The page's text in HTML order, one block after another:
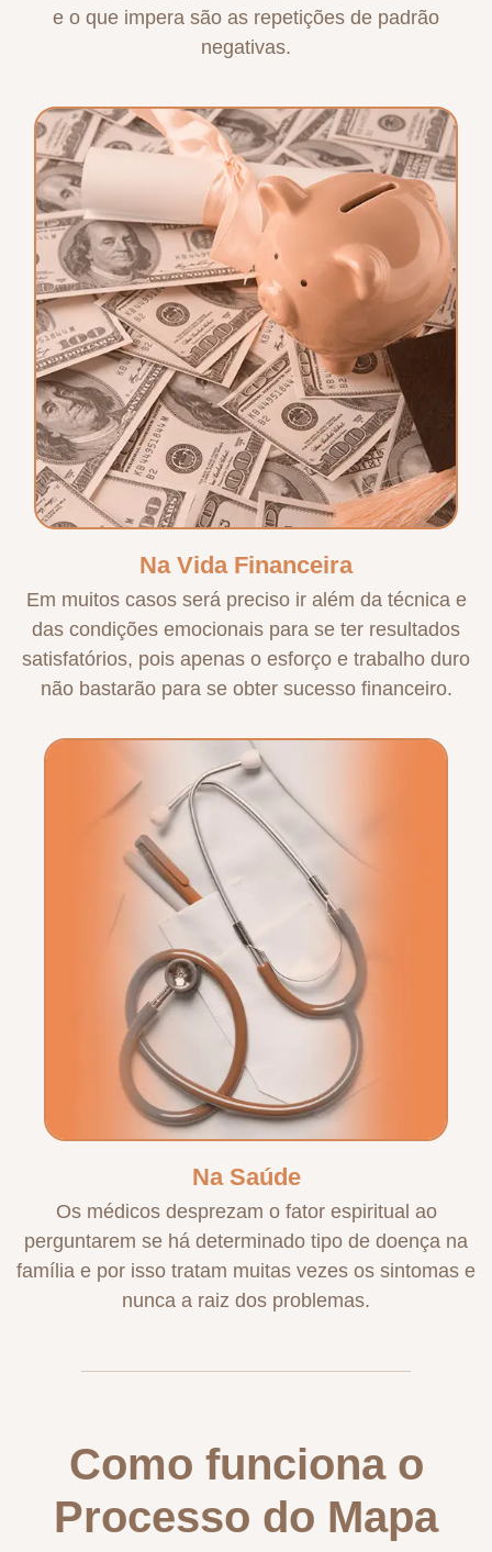
e o que impera são as repetições de padrão
negativas.
Na Vida Financeira
Em muitos casos será preciso ir além da técnica e
das condições emocionais para se ter resultados
satisfatórios, pois apenas o esforço e trabalho duro
não bastarão para se obter sucesso financeiro.
Na Saúde
Os médicos desprezam o fator espiritual ao
perguntarem se há determinado tipo de doença na
família e por isso tratam muitas vezes os sintomas e
nunca a raiz dos problemas.
Como funciona o
Processo do Mapa